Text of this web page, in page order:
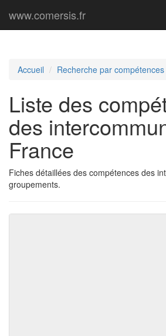
www.comersis.fr
Accueil Recherche par compétences
Liste des
des
France
Fiches détaillées des compétences des
groupements.